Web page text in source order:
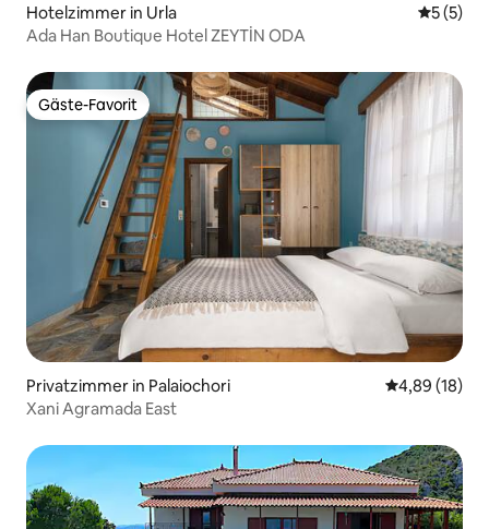
Hotelzimmer in Urla
5 (5)
Ada Han Boutique Hotel ZEYTİN ODA
Gäste-Favorit
Gäste-Favorit
Privatzimmer in Palaiochori
4,89 (18)
Xani Agramada East